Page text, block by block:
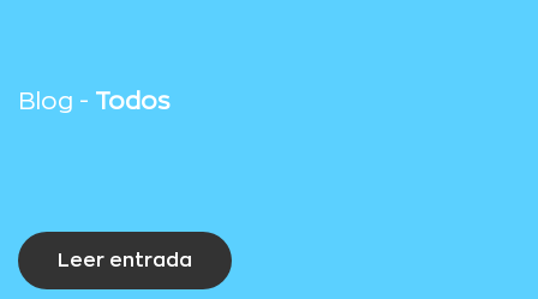
Blog - Todos
Leer entrada